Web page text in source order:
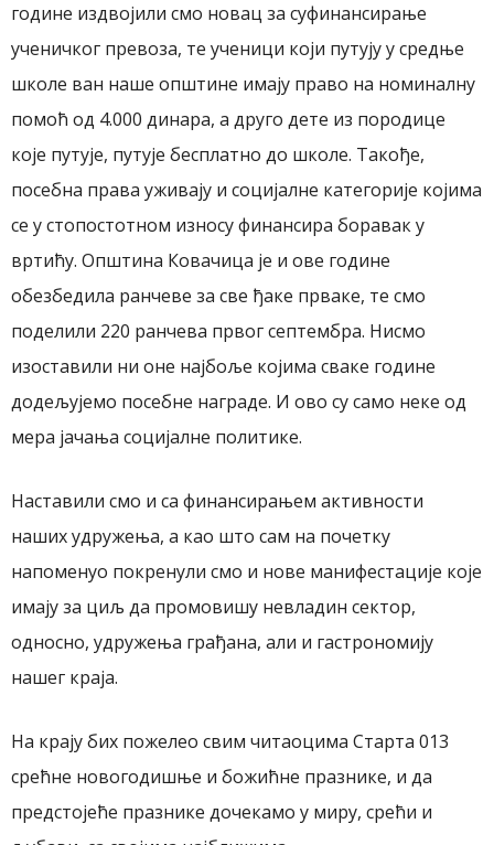
године издвојили смо новац за суфинансирање
ученичког превоза, те ученици који путују у средње
школе ван наше општине имају право на номиналну
помоћ од 4.000 динара, а друго дете из породице
које путује, путује бесплатно до школе. Такође,
посебна права уживају и социјалне категорије којима
се у стопостотном износу финансира боравак у
вртићу. Општина Ковачица је и ове године
обезбедила ранчеве за све ђаке прваке, те смо
поделили 220 ранчева првог септембра. Нисмо
изоставили ни оне најбоље којима сваке године
додељујемо посебне награде. И ово су само неке од
мера јачања социјалне политике.
Наставили смо и са финансирањем активности
наших удружења, а као што сам на почетку
напоменуо покренули смо и нове манифестације које
имају за циљ да промовишу невладин сектор,
односно, удружења грађана, али и гастрономију
нашег краја.
На крају бих пожелео свим читаоцима Старта 013
срећне новогодишње и божићне празнике, и да
предстојеће празнике дочекамо у миру, срећи и